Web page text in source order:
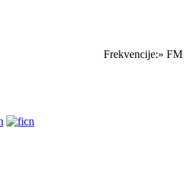
Frekvencije:» FM